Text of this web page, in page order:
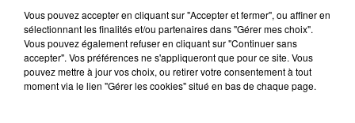
Prahecq face à Pessac 23 - 30
Le témoignage de Francis Baly après la disparition de
Just Fontaine qui fût son entraineur lorsqu'il évoluait à
Toulouse ( photo : l'ancien entraineur de Bressuire et de
Combranssière à la gauche de la légende du foot
Vous pouvez accepter en cliquant sur "Accepter et fermer", ou affiner en
sélectionnant les finalités et/ou partenaires dans "Gérer mes choix".
Vous pouvez également refuser en cliquant sur "Continuer sans
accepter". Vos préférences ne s'appliqueront que pour ce site. Vous
pouvez mettre à jour vos choix, ou retirer votre consentement à tout
moment via le lien "Gérer les cookies" situé en bas de chaque page.